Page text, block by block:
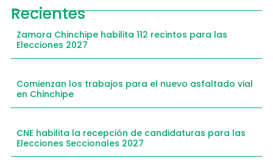
Recientes
Zamora Chinchipe habilita 112 recintos para las
Elecciones 2027
Comienzan los trabajos para el nuevo asfaltado vial
en Chinchipe
CNE habilita la recepción de candidaturas para las
Elecciones Seccionales 2027